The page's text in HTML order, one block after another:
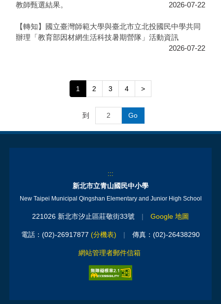
教師甄選結果。
2026-07-22
【轉知】國立臺灣師範大學與臺北市立北投國民中學共同
辦理「教育部因材網生活科技暑期營隊」活動資訊
2026-07-22
1 2 3 4 >
到 Go
:::
新北市立青山國民中小學
New Taipei Municipal Qingshan Elementary and Junior High School
221026 新北市汐止區莊敬街33號 | Google 地圖
電話：(02)-26917877 (分機表) | 傳真：(02)-26438290
網站管理者郵件信箱